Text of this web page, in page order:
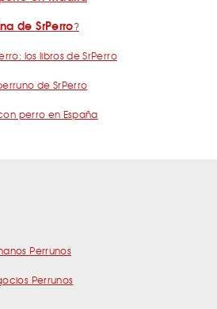
de SrPerro?
los libros de SrPerro
de SrPerro
perro en España
Perrunos
Perrunos